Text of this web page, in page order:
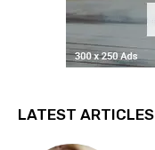
LATEST ARTICLES